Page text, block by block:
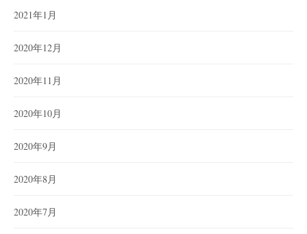
2021年1月
2020年12月
2020年11月
2020年10月
2020年9月
2020年8月
2020年7月